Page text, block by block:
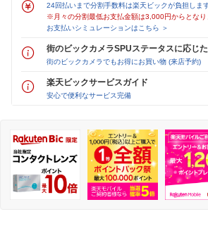
24回払いまで分割手数料は楽天ビックが負担しま
※月々の分割最低お支払金額は3,000円からとなり
お支払いシミュレーションはこちら ＞
街のビックカメラSPUステータスに応じ
街のビックカメラでもお得にお買い物 (来店予約)
楽天ビックサービスガイド
安心で便利なサービス完備